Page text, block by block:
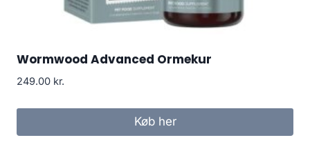
Wormwood Advanced Ormekur
249.00 kr.
Køb her